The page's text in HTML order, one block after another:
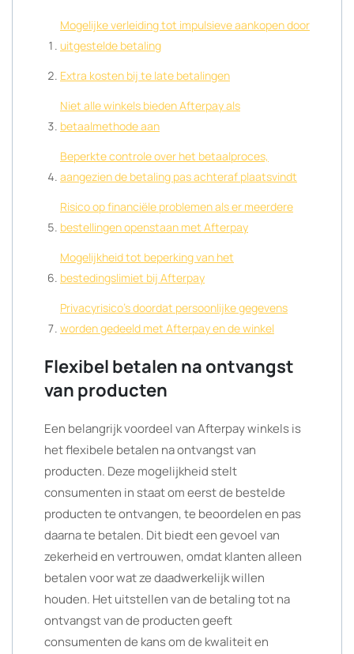
Mogelijke verleiding tot impulsieve aankopen door
uitgestelde betaling
Extra kosten bij te late betalingen
Niet alle winkels bieden Afterpay als
betaalmethode aan
Beperkte controle over het betaalproces,
aangezien de betaling pas achteraf plaatsvindt
Risico op financiële problemen als er meerdere
bestellingen openstaan met Afterpay
Mogelijkheid tot beperking van het
bestedingslimiet bij Afterpay
Privacyrisico’s doordat persoonlijke gegevens
worden gedeeld met Afterpay en de winkel
Flexibel betalen na ontvangst
van producten
Een belangrijk voordeel van Afterpay winkels is
het flexibele betalen na ontvangst van
producten. Deze mogelijkheid stelt
consumenten in staat om eerst de bestelde
producten te ontvangen, te beoordelen en pas
daarna te betalen. Dit biedt een gevoel van
zekerheid en vertrouwen, omdat klanten alleen
betalen voor wat ze daadwerkelijk willen
houden. Het uitstellen van de betaling tot na
ontvangst van de producten geeft
consumenten de kans om de kwaliteit en